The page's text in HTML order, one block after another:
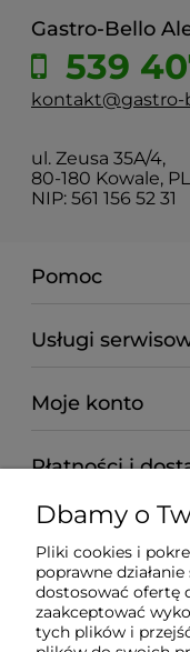
Gastro-Bello
539
kontakt@gastro-
ul. Zeusa 35A/4,
80-180 Kowale,
NIP: 561 156 52 31
Pomoc
Usługi
Moje konto
Płatności i
Informacje
O nas
Dbamy o
Pliki cookies i
poprawne
dostosować ofertę
zaakceptować
tych plików i